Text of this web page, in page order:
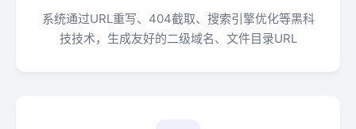
系统通过URL重写、404截取、搜索引擎优化等黑科
技技术，生成友好的二级域名、文件目录URL